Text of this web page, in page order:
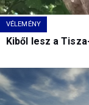
VÉLEMÉNY
Kiből lesz a